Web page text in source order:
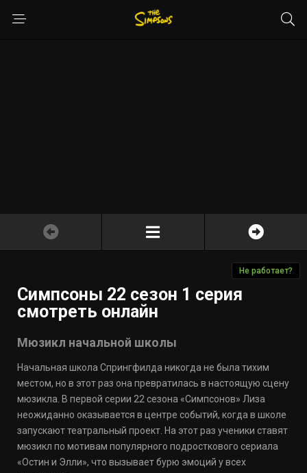
Не работает?
Симпсоны 22 сезон 1 серия
смотреть онлайн
Мюзикл начальной школы
Начальная школа Спрингфилда никогда не была тихим
местом, но в этот раз она превратилась в настоящую сцену
мюзикла. В первой серии 22 сезона «Симпсонов» Лиза
неожиданно оказывается в центре событий, когда в школе
запускают театральный проект. На этот раз ученики ставят
мюзикл по мотивам популярного подросткового сериала
«Остин и Элли», что вызывает бурю эмоций у всех